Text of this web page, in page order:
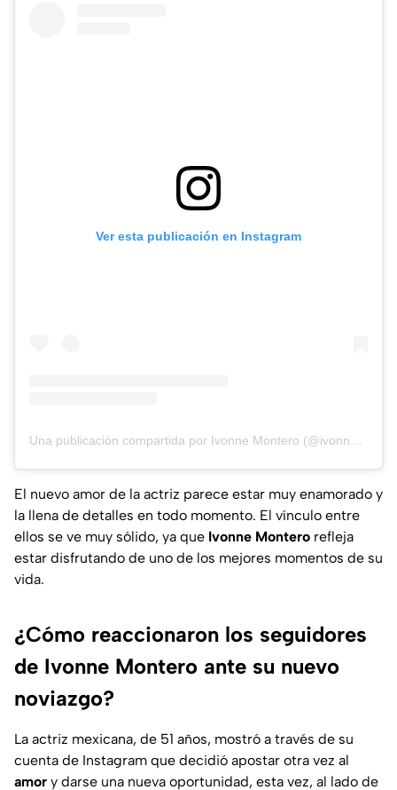
Ver esta publicación en Instagram
El nuevo amor de la actriz parece estar muy enamorado y
la llena de detalles en todo momento. El vínculo entre
ellos se ve muy sólido, ya que Ivonne Montero refleja
estar disfrutando de uno de los mejores momentos de su
vida.
¿Cómo reaccionaron los seguidores
de Ivonne Montero ante su nuevo
noviazgo?
La actriz mexicana, de 51 años, mostró a través de su
cuenta de Instagram que decidió apostar otra vez al
amor y darse una nueva oportunidad, esta vez, al lado de